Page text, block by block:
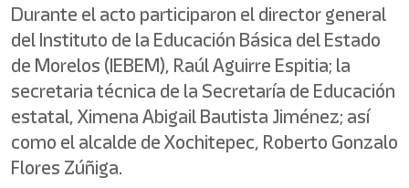
Durante el acto participaron el director general
del Instituto de la Educación Básica del Estado
de Morelos (IEBEM), Raúl Aguirre Espitia; la
secretaria técnica de la Secretaría de Educación
estatal, Ximena Abigail Bautista Jiménez; así
como el alcalde de Xochitepec, Roberto Gonzalo
Flores Zúñiga.